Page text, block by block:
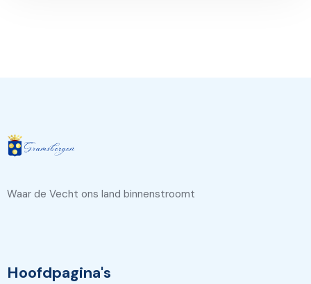
Waar de Vecht ons land binnenstroomt
Hoofdpagina's